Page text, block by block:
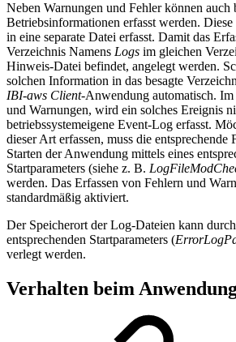
Neben Warnungen und Fehler können auch
Betriebsinformationen erfasst werden.
in eine separate Datei erfasst. Damit das
Verzeichnis Namens Logs im gleichen
Hinweis-Datei befindet, angelegt werden.
solchen Information in das besagte
IBI-aws Client-Anwendung automatisch. Im
und Warnungen, wird ein solches Ereignis
betriebssystemeigene Event-Log erfasst.
dieser Art erfassen, muss die
Starten der Anwendung mittels eines
Startparameters (siehe z. B.
werden. Das Erfassen von Fehlern und
standardmäßig aktiviert.
Der Speicherort der Log-Dateien kann
entsprechenden Startparameters (
verlegt werden.
Verhalten beim